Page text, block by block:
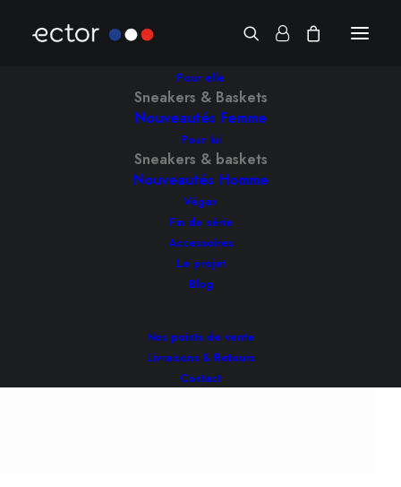
Pour elle
Sneakers & Baskets
Nouveautés Femme
Pour lui
Sneakers & baskets
Nouveautés Homme
Végan
Fin de série
Accessoires
Le projet
Blog
Nos points de vente
Livraisons & Retours
Contact